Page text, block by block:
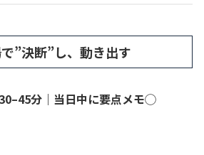
”決断”し、動き出す
分｜当日中に要点メモ◯